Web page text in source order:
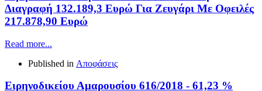
Διαγραφή 132.189,3 Ευρώ Για Ζευγάρι Με Οφειλές
217.878,90 Ευρώ
Read more...
Published in Αποφάσεις
Ειρηνοδικείου Αμαρουσίου 616/2018 - 61,23 %